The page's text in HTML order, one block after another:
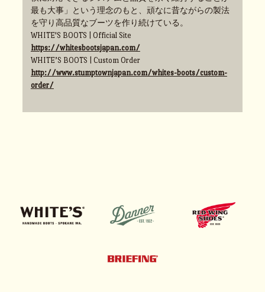
最も大事」という理念のもと、頑なに昔ながらの製法
を守り高品質なブーツを作り続けている。
WHITE'S BOOTS | Official Site
https://whitesbootsjapan.com/
WHITE’S BOOTS | Custom Order
http://www.stumptownjapan.com/whites-boots/custom-
order/